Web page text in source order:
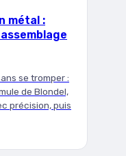
métal :
se tromper :
de Blondel,
précision, puis